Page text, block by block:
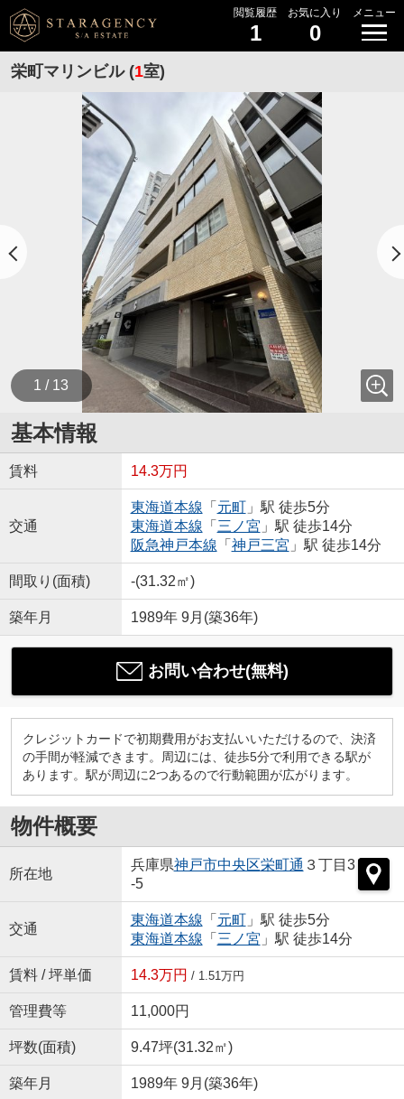
閲覧履歴
1
お気に入り
0
メニュー
栄町マリンビル (1室)
1 / 13
基本情報
賃料 14.3万円
交通
東海道本線 「 元町」駅 徒歩5分
東海道本線 「 三ノ宮 」駅 徒歩14分
阪急神戸本線 「 神戸三宮 」駅 徒歩14分
間取り(面積) -(31.32㎡)
築年月 1989年 9月(築36年)
お問い合わせ(無料)
クレジットカードで初期費用がお支払いいただけるので、決済
の手間が軽減できます。周辺には、徒歩5分で利用できる駅が
あります。駅が周辺に2つあるので行動範囲が広がります。
物件概要
所在地
兵庫県神戸市中央区栄町通 ３丁目3
-5
交通
東海道本線 「 元町」駅 徒歩5分
東海道本線 「 三ノ宮 」駅 徒歩14分
賃料 / 坪単価 14.3万円 / 1.51万円
管理費等 11,000円
坪数(面積) 9.47坪(31.32㎡)
築年月 1989年 9月(築36年)